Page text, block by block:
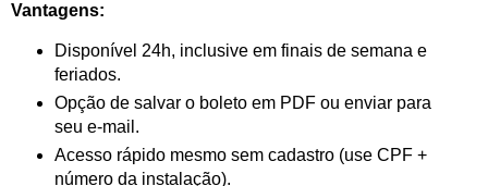
Vantagens:
Disponível 24h, inclusive em finais de semana e
feriados.
Opção de salvar o boleto em PDF ou enviar para
seu e-mail.
Acesso rápido mesmo sem cadastro (use CPF +
número da instalação).